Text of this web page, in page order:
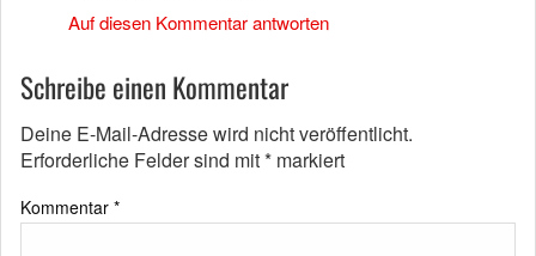
Auf diesen Kommentar antworten
Schreibe einen Kommentar
Deine E-Mail-Adresse wird nicht veröffentlicht.
Erforderliche Felder sind mit* markiert
Kommentar *